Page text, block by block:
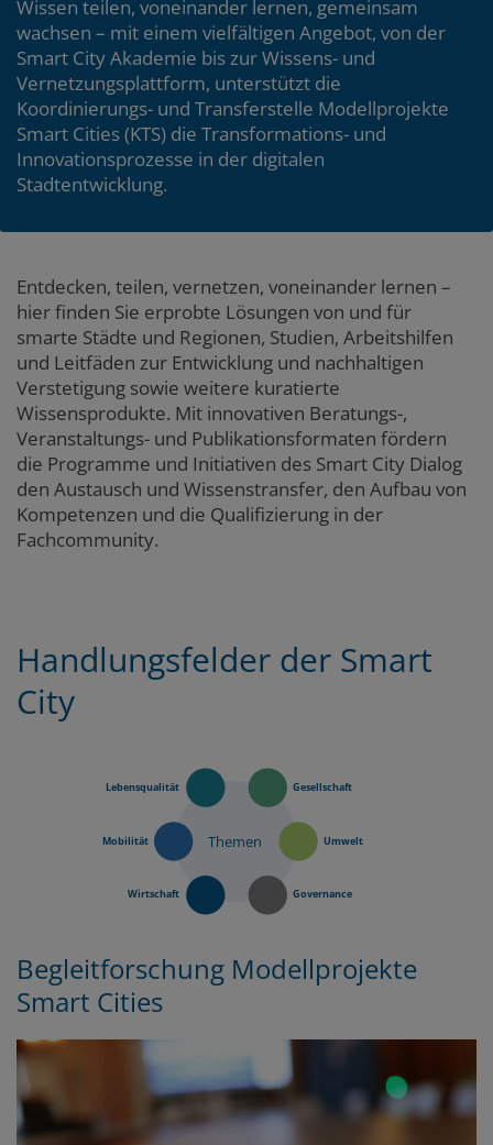
Wissen teilen, voneinander lernen, gemeinsam
wachsen – mit einem vielfältigen Angebot, von der
Smart City Akademie bis zur Wissens- und
Vernetzungsplattform, unterstützt die
Koordinierungs- und Transferstelle Modellprojekte
Smart Cities (KTS) die Transformations- und
Innovationsprozesse in der digitalen
Stadtentwicklung.
Entdecken, teilen, vernetzen, voneinander lernen –
hier finden Sie erprobte Lösungen von und für
smarte Städte und Regionen, Studien, Arbeitshilfen
und Leitfäden zur Entwicklung und nachhaltigen
Verstetigung sowie weitere kuratierte
Wissensprodukte. Mit innovativen Beratungs-,
Veranstaltungs- und Publikationsformaten fördern
die Programme und Initiativen des Smart City Dialog
den Austausch und Wissenstransfer, den Aufbau von
Kompetenzen und die Qualifizierung in der
Fachcommunity.
Zum
Seitenbereich
Zum
Hauptinhalt
Marginalspalte
Handlungsfelder der Smart
City
Themen
Gesellschaft
Umwelt
Governance
Lebensqualität
Mobilität
Wirtschaft
Begleitforschung Modellprojekte
Smart Cities